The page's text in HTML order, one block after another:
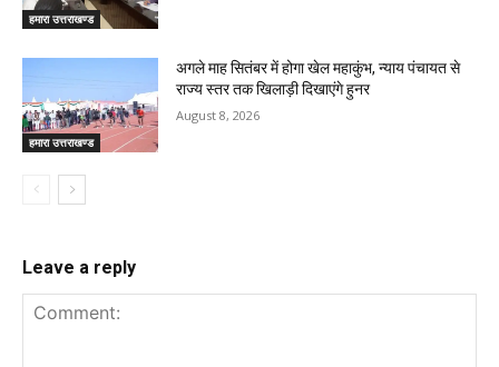
हमारा उत्तराखण्ड
हमारा उत्तराखण्ड
अगले माह सितंबर में होगा खेल महाकुंभ, न्याय पंचायत से
राज्य स्तर तक खिलाड़ी दिखाएंगे हुनर
August 8, 2026
Leave a reply